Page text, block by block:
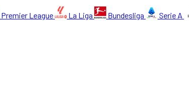
Premier League La Liga Bundesliga Serie A